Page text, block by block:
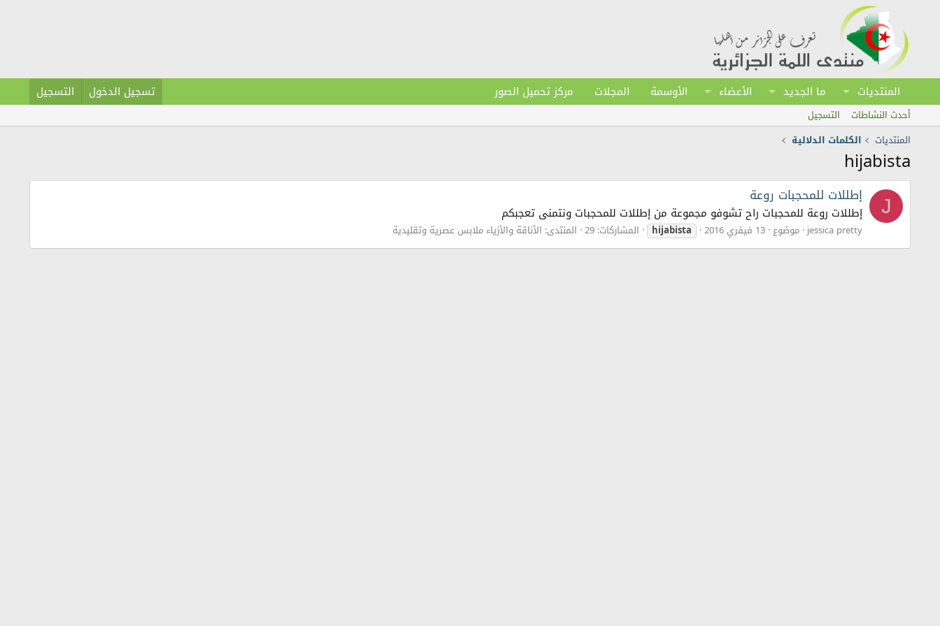
المنتديات ما الجديد الأعضاء الأوسمة المجلات مركز تحميل الصور تسجيل الدخول التسجيل
أحدث النشاطات
التسجيل
المنتديات
الكلمات الدلالية
hijabista
J إطللات للمحجبات روعة
إطللات روعة للمحجبات راح تشوفو مجموعة من إطللات للمحجبات ونتمنى تعجبكم
jessica pretty موضوع 13 فيفري 2016 hijabista المشاركات: 29 المنتدى: الأناقة والأزياء ملابس عصرية وتقليدية